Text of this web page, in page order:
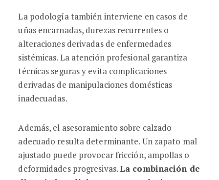
La podología también interviene en casos de
uñas encarnadas, durezas recurrentes o
alteraciones derivadas de enfermedades
sistémicas. La atención profesional garantiza
técnicas seguras y evita complicaciones
derivadas de manipulaciones domésticas
inadecuadas.
Además, el asesoramiento sobre calzado
adecuado resulta determinante. Un zapato mal
ajustado puede provocar fricción, ampollas o
deformidades progresivas.La combinación de